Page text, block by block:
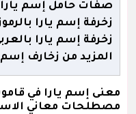
صفات حامل إسم يارا
زخرفة إسم يارا
زخرفة إسم يارا
المزيد من زخارف إسم
معنى إسم يارا في
مصطلحات معاني